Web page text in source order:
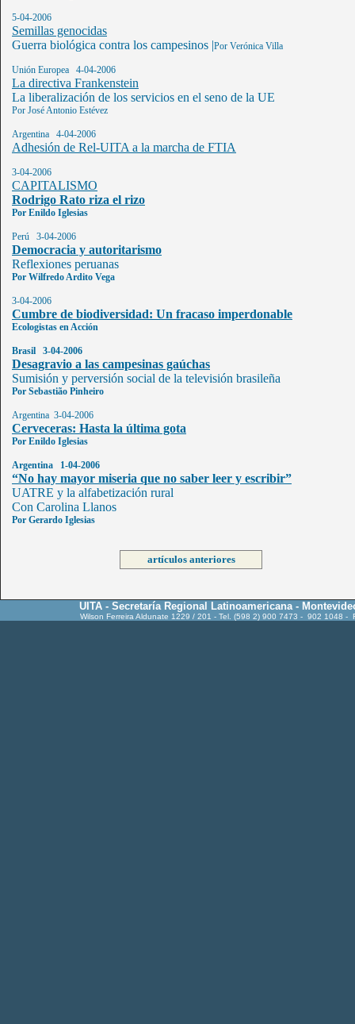
5-04-2006
Semillas genocidas
Guerra biológica contra los campesinos |Por Verónica Villa
Unión Europea 4-04-2006
La directiva Frankenstein
La liberalización de los servicios en el seno de la UE
Por José Antonio Estévez
Argentina 4-04-2006
Adhesión de Rel-UITA a la marcha de FTIA
3-04-2006
CAPITALISMO
Rodrigo Rato riza el rizo
Por Enildo Iglesias
Perú 3-04-2006
Democracia y autoritarismo
Reflexiones peruanas
Por Wilfredo Ardito Vega
3-04-2006
Cumbre de biodiversidad: Un fracaso imperdonable
Ecologistas en Acción
Brasil 3-04-2006
Desagravio a las campesinas gaúchas
Sumisión y perversión social de la televisión brasileña
Por Sebastião Pinheiro
Argentina 3-04-2006
Cerveceras: Hasta la última gota
Por Enildo Iglesias
Argentina 1-04-2006
“No hay mayor miseria que no saber leer y escribir”
UATRE y la alfabetización rural
Con Carolina Llanos
Por Gerardo Iglesias
artículos anteriores
UITA - Secretaría Regional Latinoamericana -
Wilson Ferreira Aldunate 1229 / 201 - Tel. (598 2) 900 7473 - 902 1048 -